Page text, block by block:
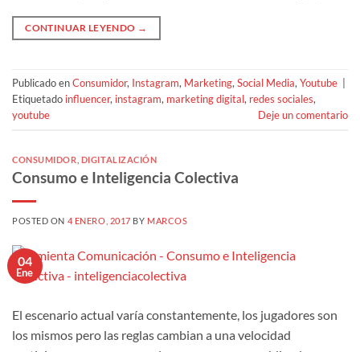
CONTINUAR LEYENDO →
Publicado enConsumidor, Instagram, Marketing, Social Media, Youtube
Etiquetado influencer, instagram, marketing digital, redes sociales,
youtube
Deje un comentario
CONSUMIDOR DIGITALIZACIÓN
Consumo e Inteligencia Colectiva
POSTED ON 4 ENERO, 2017 BY MARCOS
04
Ene
El escenario actual varía constantemente, los jugadores son
los mismos pero las reglas cambian a una velocidad